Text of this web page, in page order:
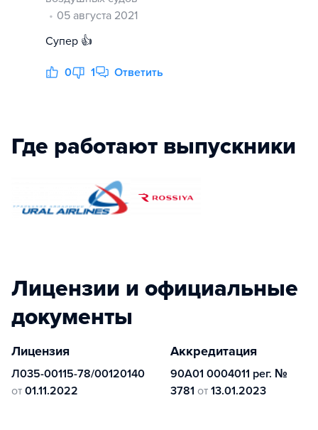
05 августа 2021
Супер 👍
0 1 Ответить
Где работают выпускники
Лицензии и официальные
документы
Лицензия
Л035-00115-78/00120140
от 01.11.2022
Аккредитация
90А01 0004011 рег. №
3781 от 13.01.2023